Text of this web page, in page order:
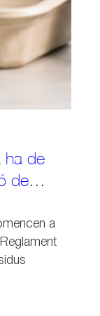
ha de
de
a